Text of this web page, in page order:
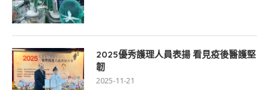
2025優秀護理人員表揚 看見疫後醫護堅
韌
2025-11-21